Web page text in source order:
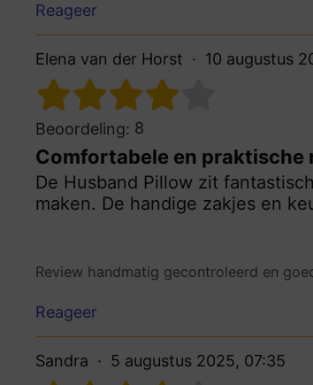
Reageer
Elena van der Horst 10 augustus
Beoordeling: 8
Comfortabele en praktische
De Husband Pillow zit
maken. De handige zakjes en
Review handmatig gecontroleerd en
Reageer
Sandra 5 augustus 2025, 07:35